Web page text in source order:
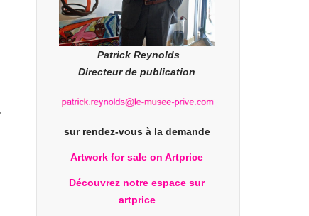
Patrick Reynolds
Directeur de publication
sur rendez-vous à la demande
Artwork for sale on Artprice
Découvrez notre espace sur
artprice